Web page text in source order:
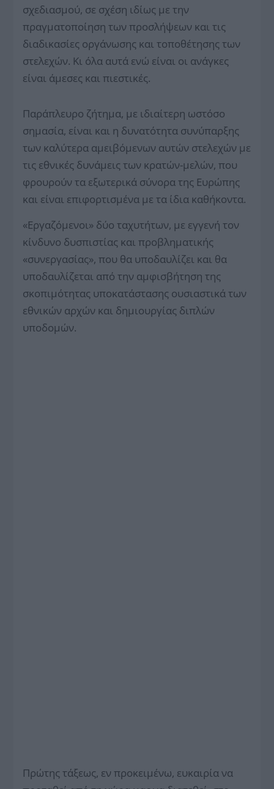
σχεδιασμού, σε σχέση ιδίως με την
πραγματοποίηση των προσλήψεων και τις
διαδικασίες οργάνωσης και τοποθέτησης των
στελεχών. Κι όλα αυτά ενώ είναι οι ανάγκες
είναι άμεσες και πιεστικές.
Παράπλευρο ζήτημα, με ιδιαίτερη ωστόσο
σημασία, είναι και η δυνατότητα συνύπαρξης
των καλύτερα αμειβόμενων αυτών στελεχών με
τις εθνικές δυνάμεις των κρατών-μελών, που
φρουρούν τα εξωτερικά σύνορα της Ευρώπης
και είναι επιφορτισμένα με τα ίδια καθήκοντα.
«Εργαζόμενοι» δύο ταχυτήτων, με εγγενή τον
κίνδυνο δυσπιστίας και προβληματικής
«συνεργασίας», που θα υποδαυλίζει και θα
υποδαυλίζεται από την αμφισβήτηση της
σκοπιμότητας υποκατάστασης ουσιαστικά των
εθνικών αρχών και δημιουργίας διπλών
υποδομών.
Πρώτης τάξεως, εν προκειμένω, ευκαιρία να